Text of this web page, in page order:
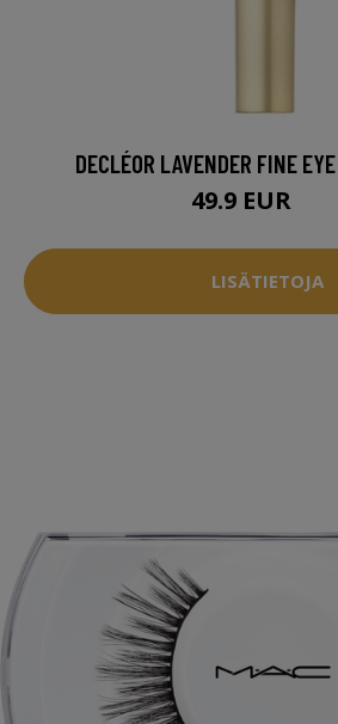
DECLÉOR LAVENDER FINE
49.9 EUR
LISÄTIETOJA